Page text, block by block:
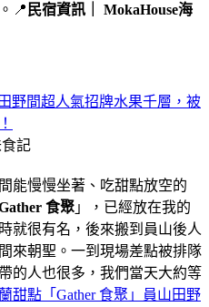
📍 民宿資訊｜ MokaHouse海
野間超人氣招牌水果千層，被
記
能慢慢坐著、吃甜點放空的
食聚 」，已經放在我的
就很有名，後來搬到員山後人
來朝聖。一到現場差點被排隊
的人也很多，我們當天大約等
甜點「Gather 食聚」員山田野